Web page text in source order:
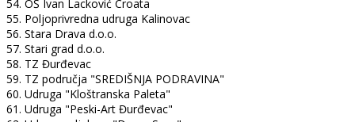
54. OŠ Ivan Lacković Croata
55. Poljoprivredna udruga Kalinovac
56. Stara Drava d.o.o.
57. Stari grad d.o.o.
58. TZ Đurđevac
59. TZ područja "SREDIŠNJA PODRAVINA"
60. Udruga "Kloštranska Paleta"
61. Udruga "Peski-Art Đurđevac"